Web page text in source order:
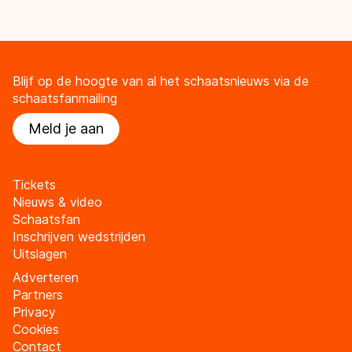
Blijf op de hoogte van al het schaatsnieuws via de
schaatsfanmailing
Meld je aan
Tickets
Nieuws & video
Schaatsfan
Inschrijven wedstrijden
Uitslagen
Adverteren
Partners
Privacy
Cookies
Contact